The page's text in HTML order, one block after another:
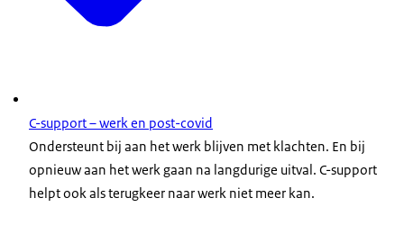
C-support – werk en post-covid
Ondersteunt bij aan het werk blijven met klachten. En bij
opnieuw aan het werk gaan na langdurige uitval. C-support
helpt ook als terugkeer naar werk niet meer kan.